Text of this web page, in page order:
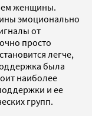
женщины.
эмоционально
от
просто
легче,
была
наиболее
и ее
групп.